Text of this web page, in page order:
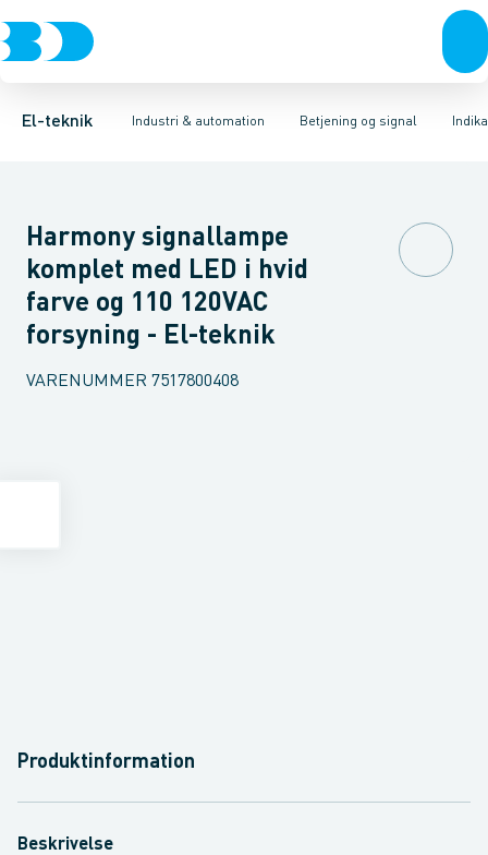
El-teknik Industri & automation
Afbrydere, stikkontakter & lampeudtagForgreningsmateriel
Betjening og signal
Industristiksystemer Frekvensomformere og softstartere
TrykknaphovedLystårn element, optiskTilslutningsmodul
Harmony signallampe
komplet med LED i hvid
farve og 110 120VAC
forsyning - El-teknik
VARENUMMER 7517800408
Produktinformation
Beskrivelse